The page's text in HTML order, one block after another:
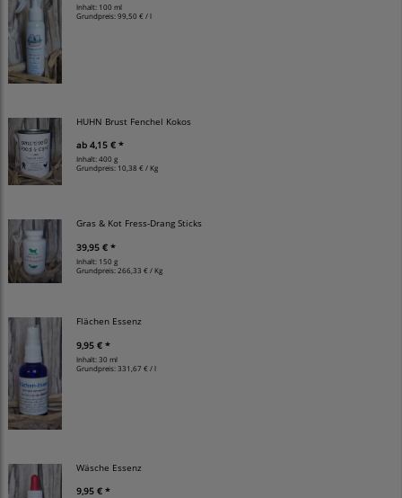
Inhalt: 100 ml
Grundpreis:99,50 € / l
HUHN Brust Fenchel Kokos
ab 4,15 € *
Inhalt: 400 g
Grundpreis: 10,38 € / Kg
Gras & Kot Fress-Drang Sticks
39,95 € *
Inhalt: 150 g
Grundpreis: 266,33 € / Kg
Flächen Essenz
9,95 € *
Inhalt: 30 ml
Grundpreis:331,67 € / l
Wäsche Essenz
9,95 € *